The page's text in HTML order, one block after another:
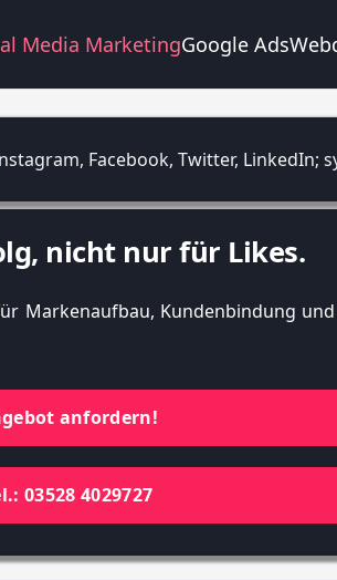
Media MarketingGoogle Ads
nicht nur für Likes.
Markenaufbau, Kundenbindung
anfordern!
03528 4029727